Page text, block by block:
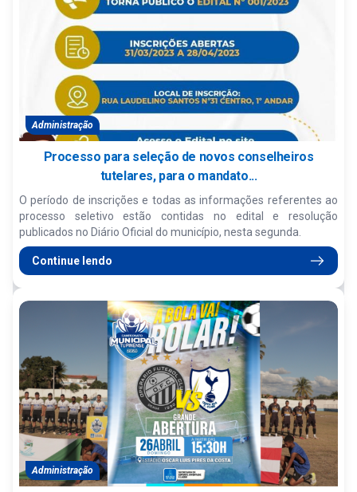
Administração
Processo para seleção de novos conselheiros
tutelares, para o mandato...
O período de inscrições e todas as informações referentes ao
processo seletivo estão contidas no edital e resolução
publicados no Diário Oficial do município, nesta segunda.
Continue lendo
Administração